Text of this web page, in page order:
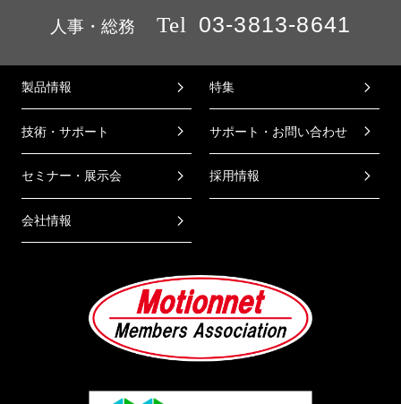
人事・総務 Tel 03-3813-8641
製品情報 特集
技術・サポート サポート・お問い合わせ
セミナー・展示会 採用情報
会社情報